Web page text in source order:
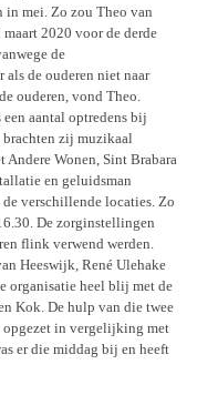
in mei. Zo zou Theo van
2020 voor de derde
de
als de ouderen niet naar
ouderen, vond Theo.
aantal optredens bij
zij muzikaal
Andere Wonen, Sint Brabara
en geluidsman
verschillende locaties. Zo
De zorginstellingen
flink verwend werden.
Heeswijk, René Ulehake
organisatie heel blij met de
Kok. De hulp van die twee
opgezet in vergelijking met
er die middag bij en heeft